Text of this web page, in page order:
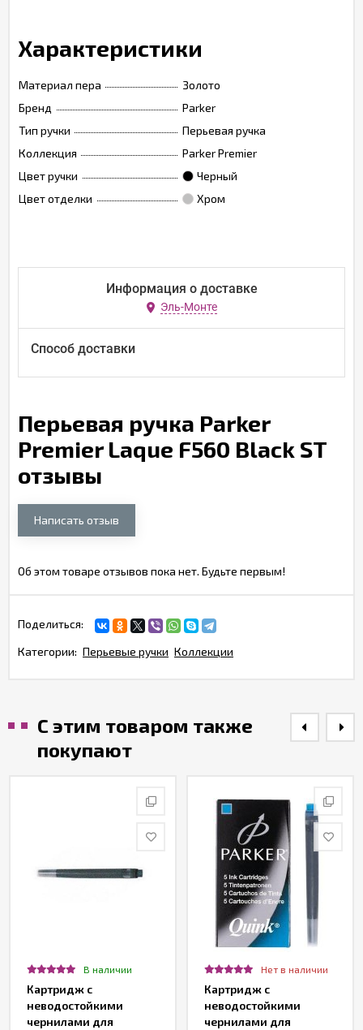
Характеристики
Материал пера
Золото
Бренд
Parker
Тип ручки
Перьевая ручка
Коллекция
Parker Premier
Цвет ручки
Черный
Цвет отделки
Хром
Информация о доставке
Эль-Монте
Способ доставки
Перьевая ручка Parker
Premier Laque F560 Black ST
отзывы
Написать отзыв
Об этом товаре отзывов пока нет. Будьте первым!
Поделиться:
Категории: Перьевые ручки Коллекции
С этим товаром также
покупают
В наличии
Картридж с
неводостойкими
чернилами для
Нет в наличии
Картридж с
неводостойкими
чернилами для